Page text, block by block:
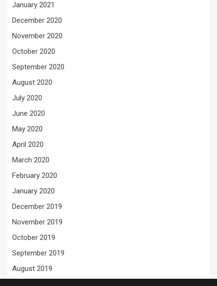
January 2021
December 2020
November 2020
October 2020
September 2020
August 2020
July 2020
June 2020
May 2020
April 2020
March 2020
February 2020
January 2020
December 2019
November 2019
October 2019
September 2019
August 2019